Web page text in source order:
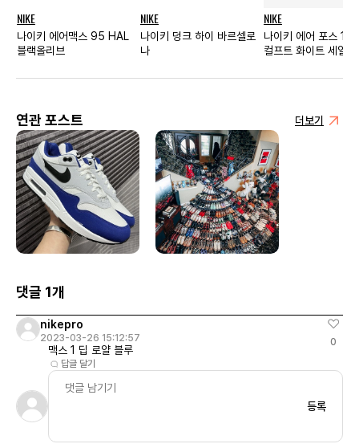
NIKE
나이키 에어맥스 95 HAL
블랙올리브
NIKE
나이키 덩크 하이 바르셀로
나
NIKE
나이키 에어 포스 1
컬프트 화이트 세일
연관 포스트 더보기
댓글 1개
nikepro
2023-03-26 15:12:57
맥스 1 딥 로얄 블루
답글 달기
0
등록